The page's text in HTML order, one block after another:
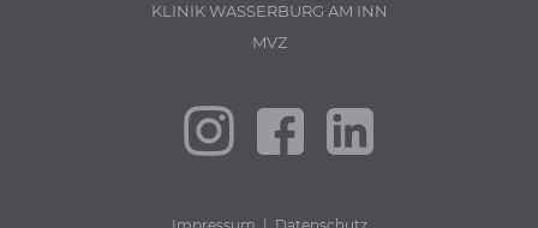
KLINIK WASSERBURG AM INN
MVZ